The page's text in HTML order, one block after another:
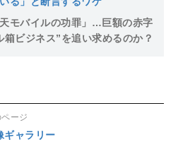
モバイルの功罪」…巨額の赤字
ビジネス”を追い求めるのか？
ージ
ギャラリー